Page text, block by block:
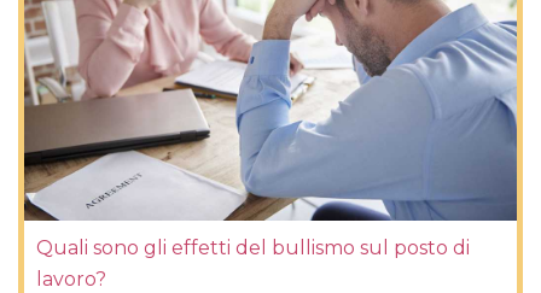
Quali sono gli effetti del bullismo sul posto di
lavoro?